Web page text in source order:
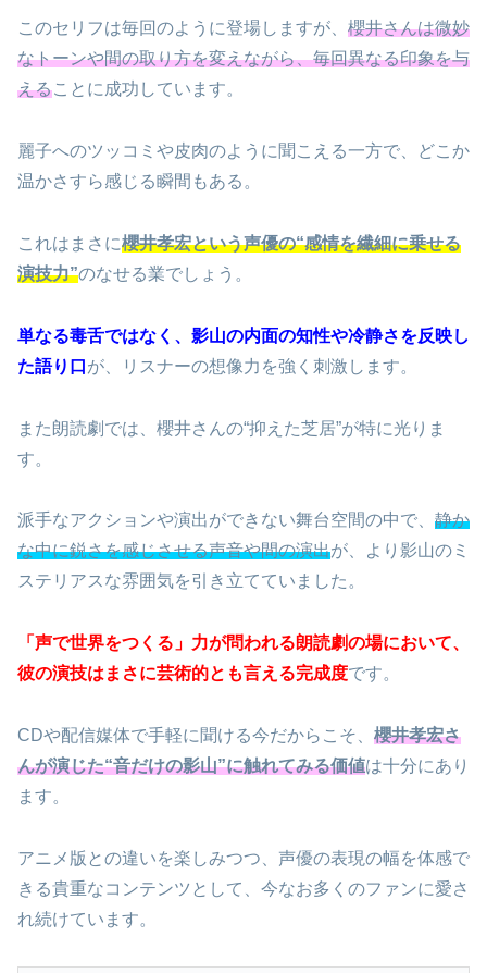
このセリフは毎回のように登場しますが、 櫻井さんは微妙
なトーンや間の取り方を変えながら、毎回異なる印象を与
えることに成功しています。
麗子へのツッコミや皮肉のように聞こえる一方で、どこか
温かさすら感じる瞬間もある。
これはまさに櫻井孝宏という声優の“感情を繊細に乗せる
演技力”のなせる業でしょう。
単なる毒舌ではなく、影山の内面の知性や冷静さを反映し
た語り口 が、リスナーの想像力を強く刺激します。
また朗読劇では、櫻井さんの“抑えた芝居”が特に光りま
す。
派手なアクションや演出ができない舞台空間の中で、 静か
な中に鋭さを感じさせる声音や間の演出が、より影山のミ
ステリアスな雰囲気を引き立てていました。
「声で世界をつくる」力が問われる朗読劇の場において、
彼の演技はまさに芸術的とも言える完成度です。
CDや配信媒体で手軽に聞ける今だからこそ、 櫻井孝宏さ
んが演じた“音だけの影山”に触れてみる価値は十分にあり
ます。
アニメ版との違いを楽しみつつ、声優の表現の幅を体感で
きる貴重なコンテンツとして、今なお多くのファンに愛さ
れ続けています。